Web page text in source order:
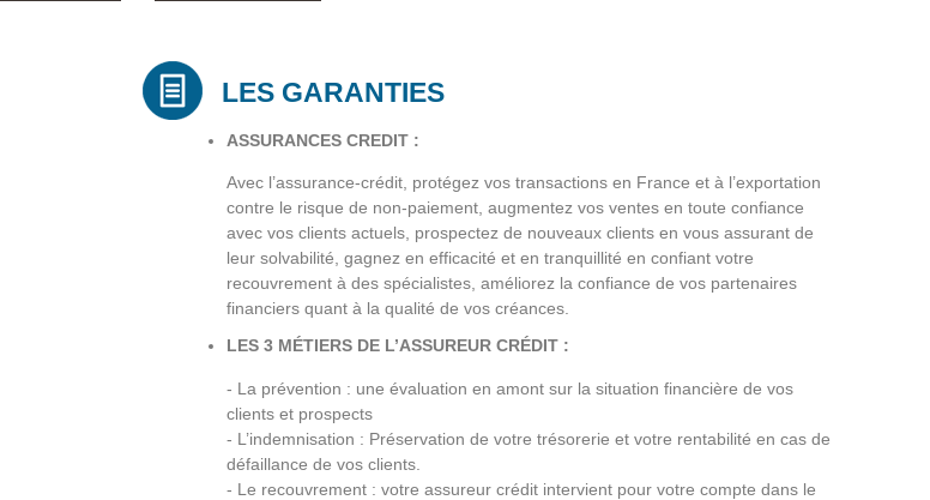
LES GARANTIES
ASSURANCES CREDIT :
Avec l’assurance-crédit, protégez vos transactions en France et à l’exportation
contre le risque de non-paiement, augmentez vos ventes en toute confiance
avec vos clients actuels, prospectez de nouveaux clients en vous assurant de
leur solvabilité, gagnez en efficacité et en tranquillité en confiant votre
recouvrement à des spécialistes, améliorez la confiance de vos partenaires
financiers quant à la qualité de vos créances.
LES 3 MÉTIERS DE L’ASSUREUR CRÉDIT :
- La prévention : une évaluation en amont sur la situation financière de vos
clients et prospects
- L’indemnisation : Préservation de votre trésorerie et votre rentabilité en cas de
défaillance de vos clients.
- Le recouvrement : votre assureur crédit intervient pour votre compte dans le